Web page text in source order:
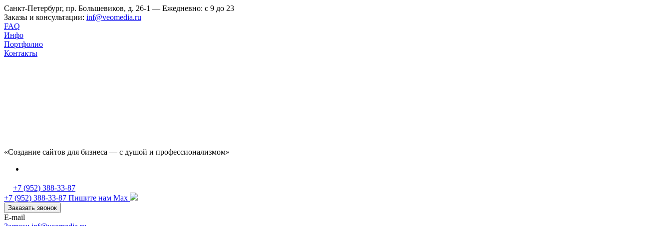
Санкт-Петербург, пр. Большевиков, д. 26-1 — Ежедневно: с 9 до 23
Заказы и консультации: inf@veomedia.ru
FAQ
Инфо
Портфолио
Контакты
«Создание сайтов для бизнеса — с душой и профессионализмом»
+7 (952) 388-33-87
+7 (952) 388-33-87 Пишите нам Max
Заказать звонок
E-mail